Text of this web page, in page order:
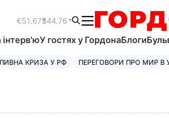
€51.67$44.76
інтерв'юУ гостях у ГордонаБлоги
КРИЗА У РФ ПЕРЕГОВОРИ ПРО МИР В